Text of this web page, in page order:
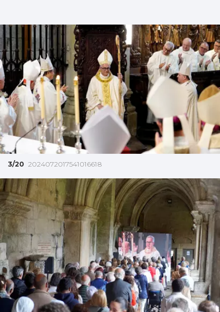
3/20 2024072017541016618